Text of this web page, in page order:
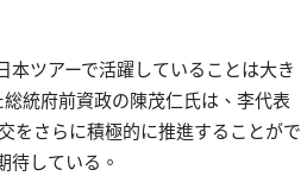
ツアーで活躍していることは大き
統府前資政の陳茂仁氏は、李代表
をさらに積極的に推進することがで
待している。